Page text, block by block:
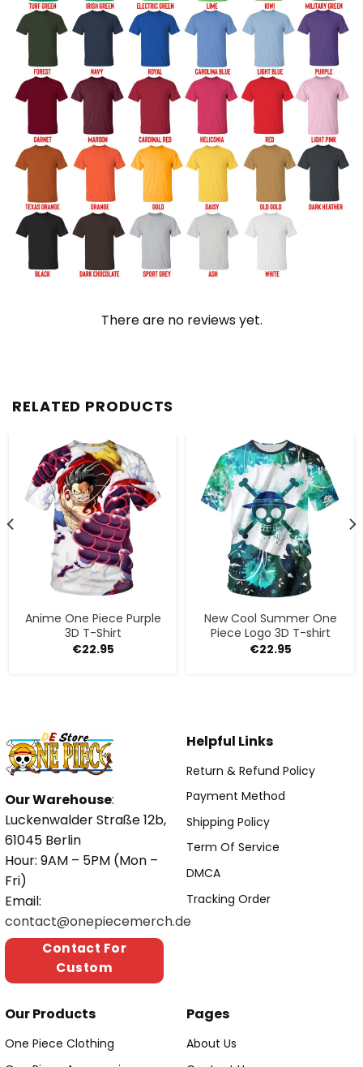
There are no reviews yet.
RELATED PRODUCTS
Anime One Piece Purple
3D T-Shirt
€22.95
New Cool Summer One
Piece Logo 3D T-shirt
€22.95
Our Warehouse:
Luckenwalder Straße 12b,
61045 Berlin
Hour: 9AM – 5PM (Mon –
Fri)
Email:
contact@onepiecemerch.de
Contact For
Custom
Helpful Links
Return & Refund Policy
Payment Method
Shipping Policy
Term Of Service
DMCA
Tracking Order
Our Products
One Piece Clothing
Pages
About Us